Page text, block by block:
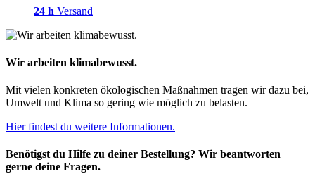
24 h Versand
Wir arbeiten klimabewusst.
Mit vielen konkreten ökologischen Maßnahmen tragen wir dazu bei,
Umwelt und Klima so gering wie möglich zu belasten.
Hier findest du weitere Informationen.
Benötigst du Hilfe zu deiner Bestellung? Wir beantworten
gerne deine Fragen.